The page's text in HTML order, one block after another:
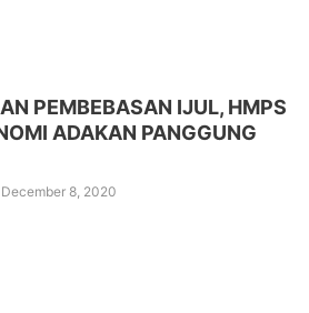
PEMBEBASAN IJUL, HMPS
ADAKAN PANGGUNG
December 8, 2020